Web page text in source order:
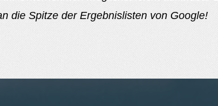
die Spitze der Ergebnislisten von Google!